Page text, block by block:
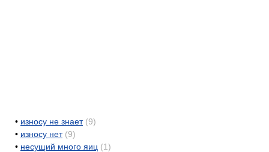
• износу не знает (9)
• износу нет (9)
• несущий много яиц (1)